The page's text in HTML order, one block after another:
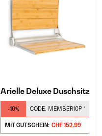
Arielle Deluxe Duschsitz
-10% CODE: MEMBER10P *
MIT GUTSCHEIN: CHF 152,99